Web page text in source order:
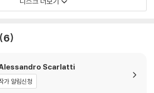
6
Scarlatti
가 알림신청